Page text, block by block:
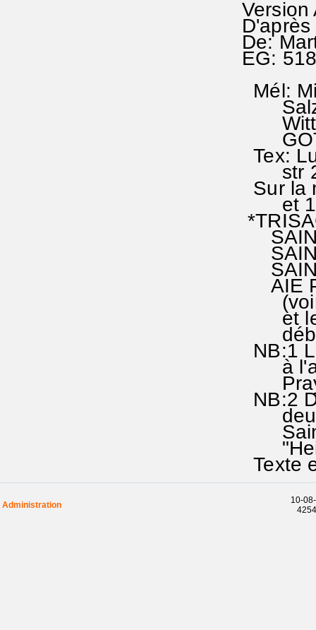
Version
De:
EG:
Mél:
Tex:
str 2
Sur la
et 14
AIE
(voir
et le
début
NB:1
à
NB:2
deux
Texte
Administration
10-